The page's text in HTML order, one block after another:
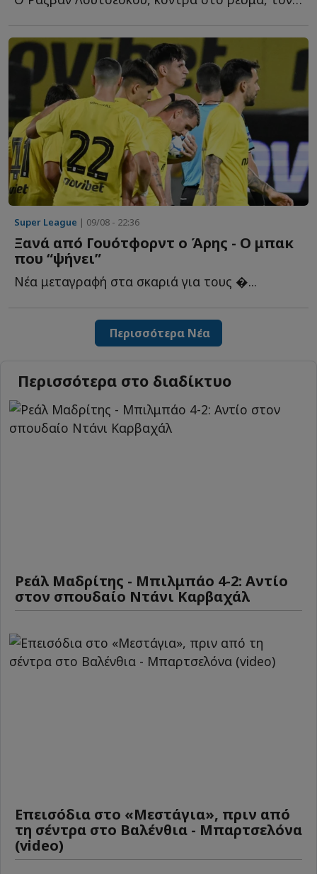
Super League | 09/08 - 22:36
Ξανά από Γουότφορντ ο Άρης - Ο μπακ
που “ψήνει”
Νέα μεταγραφή στα σκαριά για τους �...
Περισσότερα Νέα
Περισσότερα στο διαδίκτυο
Ρεάλ Μαδρίτης - Μπιλμπάο 4-2: Αντίο
στον σπουδαίο Ντάνι Καρβαχάλ
Επεισόδια στο «Μεστάγια», πριν από
τη σέντρα στο Βαλένθια - Μπαρτσελόνα
(video)